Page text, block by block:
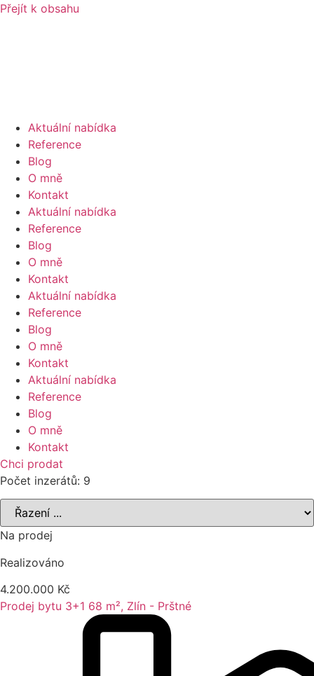
Přejít k obsahu
Aktuální nabídka
Reference
Blog
O mně
Kontakt
Aktuální nabídka
Reference
Blog
O mně
Kontakt
Aktuální nabídka
Reference
Blog
O mně
Kontakt
Aktuální nabídka
Reference
Blog
O mně
Kontakt
Chci prodat
Počet inzerátů: 9
Na prodej
Realizováno
4.200.000 Kč
Prodej bytu 3+1 68 m², Zlín - Prštné